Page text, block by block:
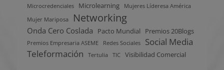
Microcredenciales Microlearning
Mujeres Líderesa América
Mujer Mariposa
Networking
Onda Cero Coslada Pacto Mundial Premios 20Blogs
Premios Empresaria ASEME Redes Sociales
Social Media
Teleformación
Tertulia TIC Visibilidad Comercial